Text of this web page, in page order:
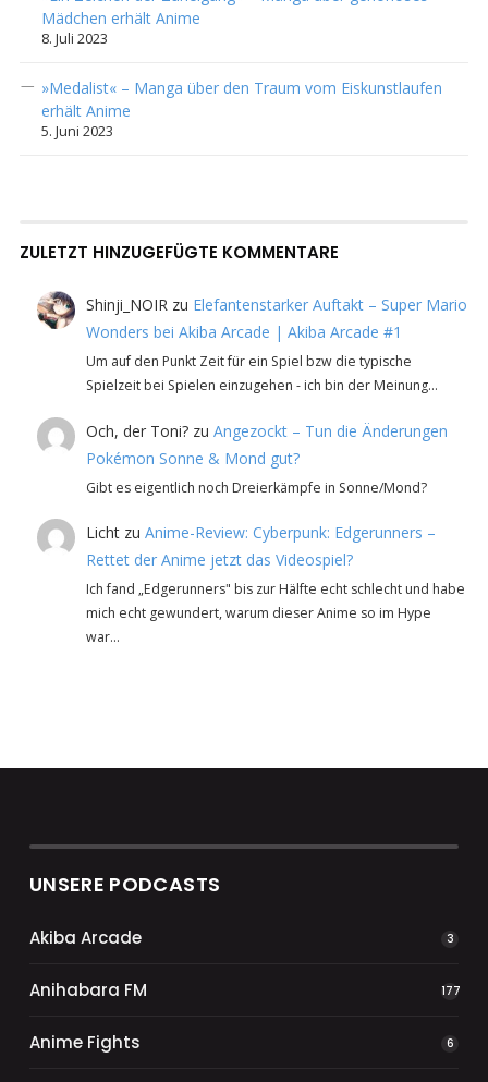
Mädchen erhält Anime
8. Juli 2023
»Medalist« – Manga über den Traum vom Eiskunstlaufen
erhält Anime
5. Juni 2023
ZULETZT HINZUGEFÜGTE KOMMENTARE
Shinji_NOIR zu Elefantenstarker Auftakt – Super Mario
Wonders bei Akiba Arcade | Akiba Arcade #1
Um auf den Punkt Zeit für ein Spiel bzw die typische
Spielzeit bei Spielen einzugehen - ich bin der Meinung…
Och, der Toni? zuAngezockt – Tun die Änderungen
Pokémon Sonne & Mond gut?
Gibt es eigentlich noch Dreierkämpfe in Sonne/Mond?
Licht zuAnime-Review: Cyberpunk: Edgerunners –
Rettet der Anime jetzt das Videospiel?
Ich fand „Edgerunners" bis zur Hälfte echt schlecht und habe
mich echt gewundert, warum dieser Anime so im Hype
war…
UNSERE PODCASTS
Akiba Arcade 3
Anihabara FM 177
Anime Fights 6